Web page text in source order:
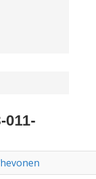
011-